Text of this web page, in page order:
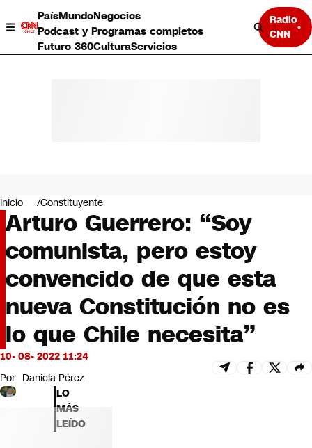
PaísMundoNegocios
Podcast y Programas completos
Futuro 360CulturaServicios
Radio
CNN
Negocios
Deportes
Programas completos
Cultura
Servicios
Bits
CNN tiempo
Opinión
Inicio Constituyente
Arturo Guerrero: “Soy
comunista, pero estoy
convencido de que esta
nueva Constitución no es
lo que Chile necesita”
10- 08- 2022 11:24
Por Daniela Pérez
LO
MÁS
LEÍDO